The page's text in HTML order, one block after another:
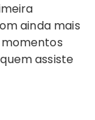
ainda mais
assiste